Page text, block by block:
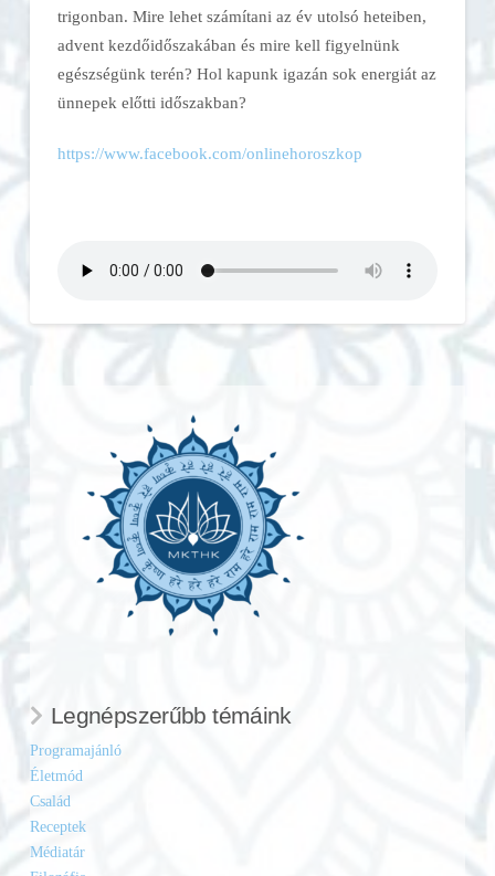
trigonban. Mire lehet számítani az év utolsó heteiben,
advent kezdőidőszakában és mire kell figyelnünk
egészségünk terén? Hol kapunk igazán sok energiát az
ünnepek előtti időszakban?
https://www.facebook.com/onlinehoroszkop
Legnépszerűbb témáink
Programajánló
Életmód
Család
Receptek
Médiatár